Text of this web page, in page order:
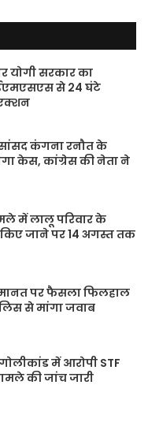
योगी सरकार का
से 24 घंटे
कंगना रनौत के
केस, कांग्रेस की नेता ने
में लालू परिवार के
जाने पर 14 अगस्त तक
पर फैसला फिलहाल
से मांगा जवाब
में आरोपी STF
की जांच जारी